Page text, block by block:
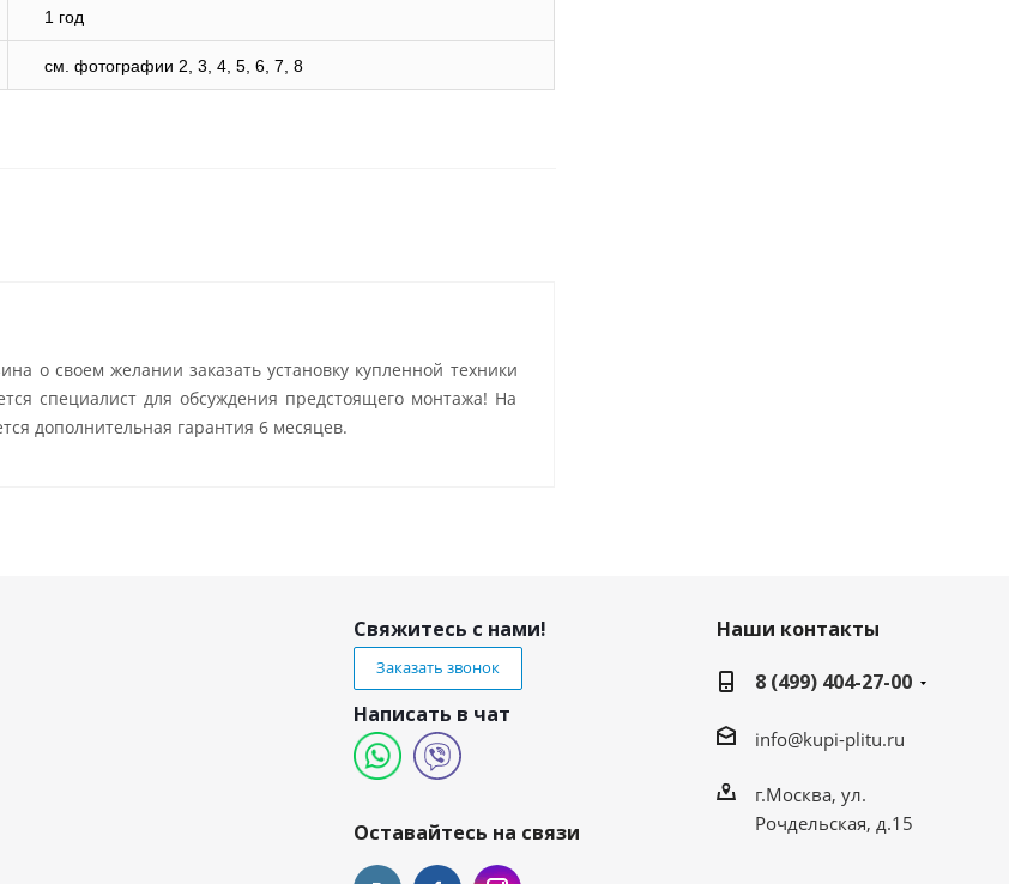
1 год
cм. фотографии 2, 3, 4, 5, 6, 7, 8
о своем желании заказать установку купленной техники
специалист для обсуждения предстоящего монтажа! На
дополнительная гарантия 6 месяцев.
Свяжитесь с нами!
Заказать звонок
Написать в чат
Оставайтесь на связи
Наши контакты
8 (499) 404-27-00
info@kupi-plitu.ru
г.Москва, ул.
Рочдельская, д.15